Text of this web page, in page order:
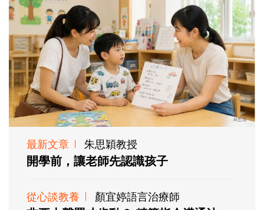
最新文章 朱思穎教授
開學前，讓老師先認識孩子
從心談教養 顏宜婷語言治療師